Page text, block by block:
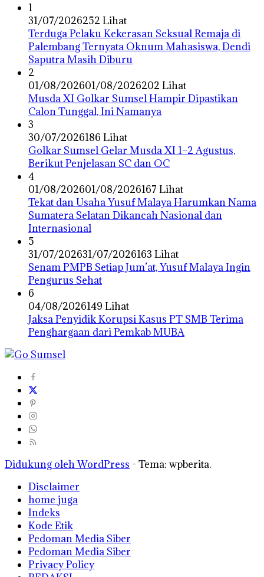
1
31/07/2026252 Lihat
Terduga Pelaku Kekerasan Seksual Remaja di
Palembang Ternyata Oknum Mahasiswa, Dendi
Saputra Masih Diburu
2
01/08/202601/08/2026202 Lihat
Musda XI Golkar Sumsel Hampir Dipastikan
Calon Tunggal, Ini Namanya
3
30/07/2026186 Lihat
Golkar Sumsel Gelar Musda XI 1–2 Agustus,
Berikut Penjelasan SC dan OC
4
01/08/202601/08/2026167 Lihat
Tekat dan Usaha Yusuf Malaya Harumkan Nama
Sumatera Selatan Dikancah Nasional dan
Internasional
5
31/07/202631/07/2026163 Lihat
Senam PMPB Setiap Jum’at, Yusuf Malaya Ingin
Pengurus Sehat
6
04/08/2026149 Lihat
Jaksa Penyidik Korupsi Kasus PT SMB Terima
Penghargaan dari Pemkab MUBA
Didukung oleh WordPress - Tema: wpberita.
Disclaimer
home juga
Indeks
Kode Etik
Pedoman Media Siber
Pedoman Media Siber
Privacy Policy